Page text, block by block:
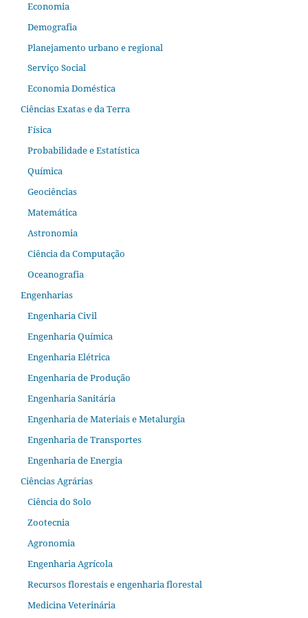
Economia
Demografia
Planejamento urbano e regional
Serviço Social
Economia Doméstica
Ciências Exatas e da Terra
Física
Probabilidade e Estatística
Química
Geociências
Matemática
Astronomia
Ciência da Computação
Oceanografia
Engenharias
Engenharia Civil
Engenharia Química
Engenharia Elétrica
Engenharia de Produção
Engenharia Sanitária
Engenharia de Materiais e Metalurgia
Engenharia de Transportes
Engenharia de Energia
Ciências Agrárias
Ciência do Solo
Zootecnia
Agronomia
Engenharia Agrícola
Recursos florestais e engenharia florestal
Medicina Veterinária